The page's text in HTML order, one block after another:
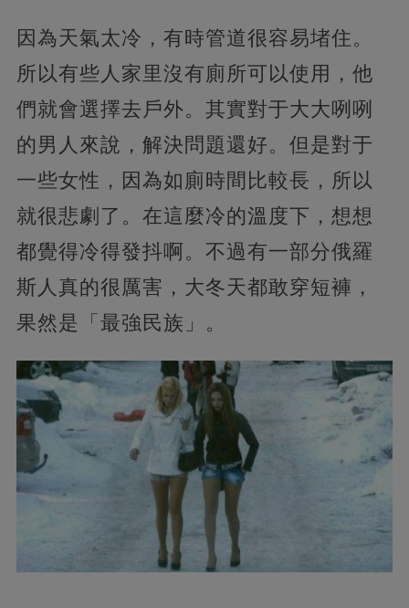
因為天氣太冷，有時管道很容易堵住。
所以有些人家里沒有廁所可以使用，他
們就會選擇去戶外。其實對于大大咧咧
的男人來說，解決問題還好。但是對于
一些女性，因為如廁時間比較長，所以
就很悲劇了。在這麼冷的溫度下，想想
都覺得冷得發抖啊。不過有一部分俄羅
斯人真的很厲害，大冬天都敢穿短褲，
果然是「最強民族」。